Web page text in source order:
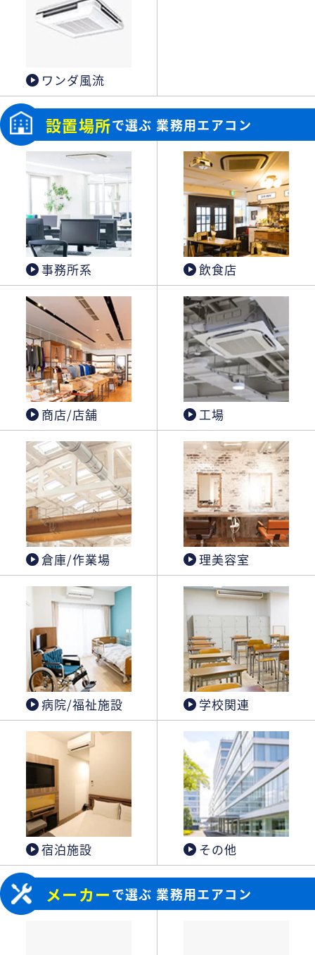
ワンダ風流
設置場所で選ぶ 業務用エアコン
事務所系 飲食店
商店/店舗 工場
倉庫/作業場 理美容室
病院/福祉施設 学校関連
宿泊施設 その他
メーカーで選ぶ 業務用エアコン